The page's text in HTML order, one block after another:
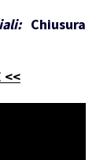
Chiusura
<<